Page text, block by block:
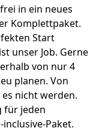
in ein neues
Komplettpaket.
Start
unser Job. Gerne
von nur4
planen. Von
nicht werden.
für jeden
Paket.